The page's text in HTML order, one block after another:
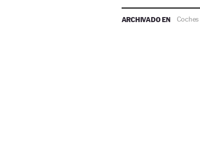
ARCHIVADO EN Coches